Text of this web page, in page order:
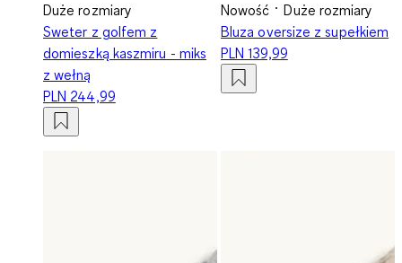
Duże rozmiary
Sweter z golfem z
domieszką kaszmiru - miks
z wełną
PLN 244,99
Nowość
Duże rozmiary
Bluza oversize z supełkiem
PLN 139,99